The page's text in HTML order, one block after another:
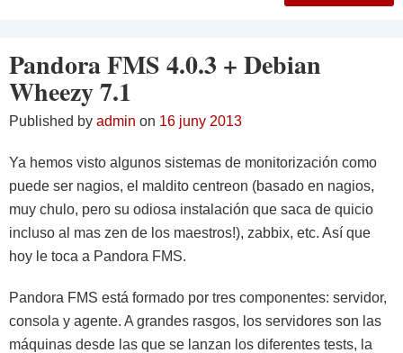
Pandora FMS 4.0.3 + Debian
Wheezy 7.1
Published by admin on 16 juny 2013
Ya hemos visto algunos sistemas de monitorización como
puede ser nagios, el maldito centreon (basado en nagios,
muy chulo, pero su odiosa instalación que saca de quicio
incluso al mas zen de los maestros!), zabbix, etc. Así que
hoy le toca a Pandora FMS.
Pandora FMS está formado por tres componentes: servidor,
consola y agente. A grandes rasgos, los servidores son las
máquinas desde las que se lanzan los diferentes tests, la